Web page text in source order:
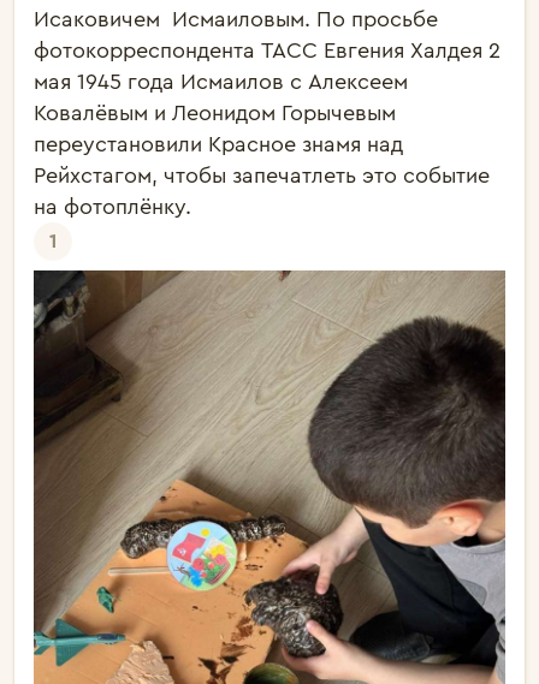
Исаковичем  Исмаиловым. По просьбе
фотокорреспондента ТАСС Евгения Халдея 2
мая 1945 года Исмаилов с Алексеем
Ковалёвым и Леонидом Горычевым
переустановили Красное знамя над
Рейхстагом, чтобы запечатлеть это событие
на фотоплёнку.
1